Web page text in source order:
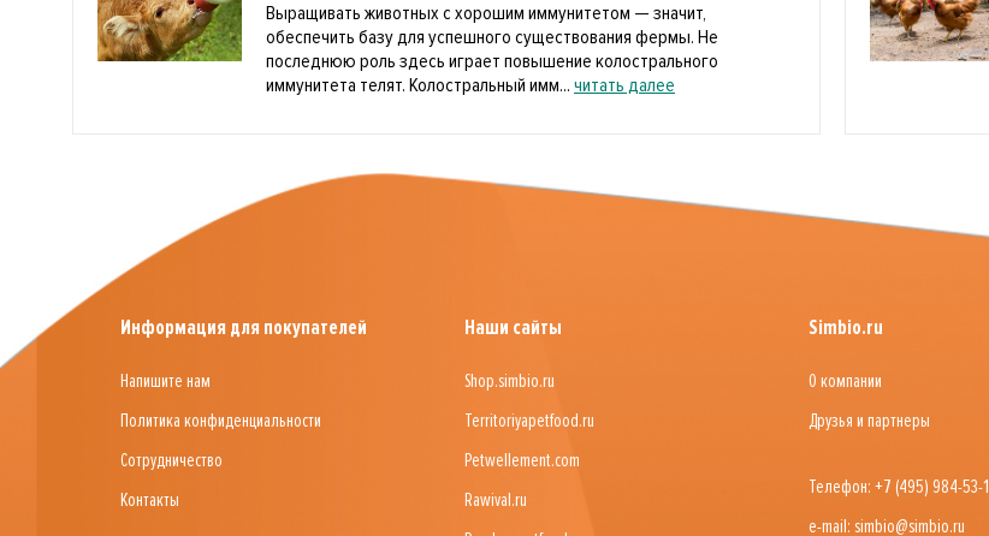
Выращивать животных с хорошим иммунитетом — значит,
обеспечить базу для успешного существования фермы. Не
последнюю роль здесь играет повышение колострального
иммунитета телят. Колостральный имм... читать далее
Информация для покупателей
Напишите нам
Политика конфиденциальности
Сотрудничество
Контакты
Наши сайты
Shop.simbio.ru
Territoriyapetfood.ru
Petwellement.com
Rawival.ru
Simbio.ru
О компании
Друзья и партнеры
Телефон: +7 (495) 984-53-
e-mail: simbio@simbio.ru